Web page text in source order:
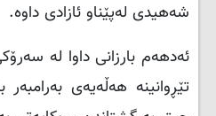
شەهیدی لەپێناو ئازادی داوە.
ئەدهەم بارزانی داوا لە
تێڕوانینە هەڵەیەی